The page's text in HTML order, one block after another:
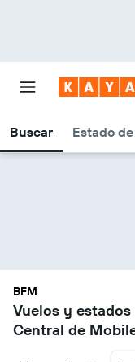
Buscar Estado
BFM
Vuelos y
Central de